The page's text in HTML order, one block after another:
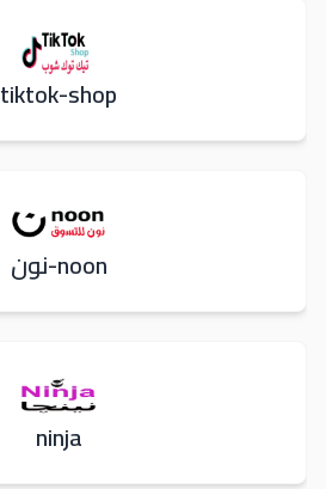
tiktok-shop
noon-نون
ninja